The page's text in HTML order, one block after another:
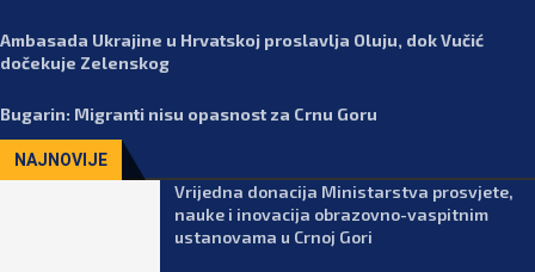
Ambasada Ukrajine u Hrvatskoj proslavlja Oluju, dok Vučić
dočekuje Zelenskog
Bugarin: Migranti nisu opasnost za Crnu Goru
NAJNOVIJE
Vrijedna donacija Ministarstva prosvjete,
nauke i inovacija obrazovno-vaspitnim
ustanovama u Crnoj Gori